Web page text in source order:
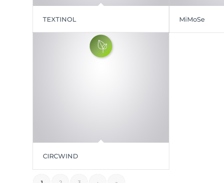
TEXTINOL MiMoSe
CIRCWIND